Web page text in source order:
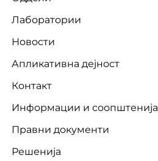
Лаборатории
Новости
Апликативна дејност
Контакт
Информации и соопштенија
Правни документи
Решенија